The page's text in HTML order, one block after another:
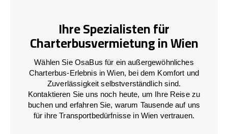
Ihre Spezialisten für
Charterbusvermietung in Wien
Wählen Sie OsaBus für ein außergewöhnliches
Charterbus-Erlebnis in Wien, bei dem Komfort und
Zuverlässigkeit selbstverständlich sind.
Kontaktieren Sie uns noch heute, um Ihre Reise zu
buchen und erfahren Sie, warum Tausende auf uns
für ihre Transportbedürfnisse in Wien vertrauen.